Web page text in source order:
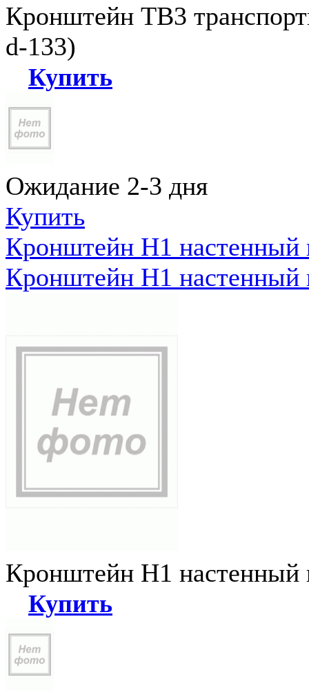
Кронштейн ТВ3
d-133)
Купить
Ожидание 2-3 дня
Купить
Кронштейн Н1
Кронштейн Н1
Кронштейн Н1
Купить